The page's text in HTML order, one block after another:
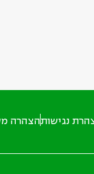
נגישותהצהרה